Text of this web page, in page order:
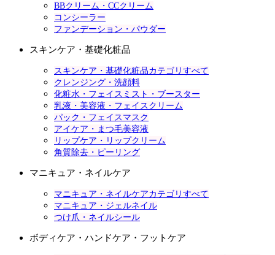
BBクリーム・CCクリーム
コンシーラー
ファンデーション・パウダー
スキンケア・基礎化粧品
スキンケア・基礎化粧品カテゴリすべて
クレンジング・洗顔料
化粧水・フェイスミスト・ブースター
乳液・美容液・フェイスクリーム
パック・フェイスマスク
アイケア・まつ毛美容液
リップケア・リップクリーム
角質除去・ピーリング
マニキュア・ネイルケア
マニキュア・ネイルケアカテゴリすべて
マニキュア・ジェルネイル
つけ爪・ネイルシール
ボディケア・ハンドケア・フットケア